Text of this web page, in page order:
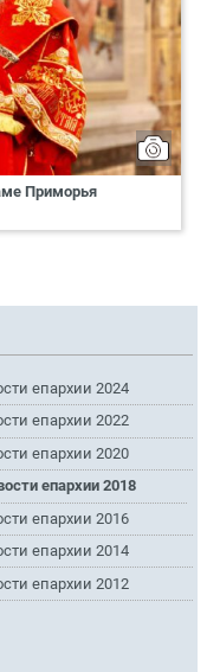
Приморья
епархии 2024
епархии 2022
епархии 2020
епархии 2018
епархии 2016
епархии 2014
епархии 2012